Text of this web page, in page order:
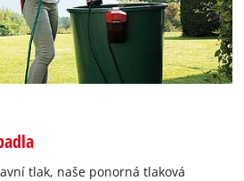
tlak, naše ponorná tlaková